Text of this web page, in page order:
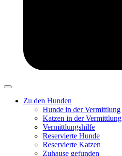
Zu den Hunden
Hunde in der Vermittlung
Katzen in der Vermittlung
Vermittlungshilfe
Reservierte Hunde
Reservierte Katzen
Zuhause gefunden